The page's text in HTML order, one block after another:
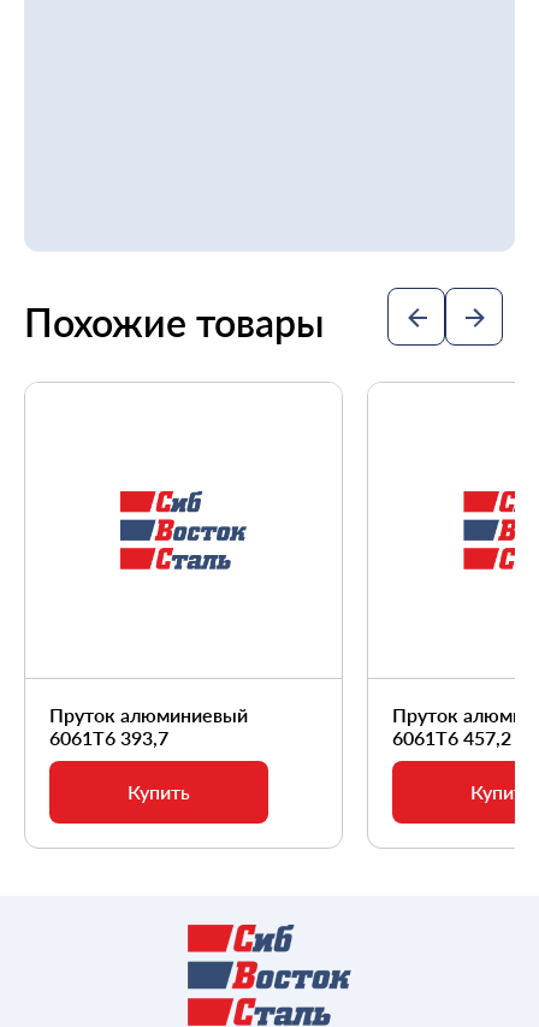
Похожие товары
Пруток алюминиевый
6061Т6 393,7
Купить
Пруток
6061Т6 457,2
Купить